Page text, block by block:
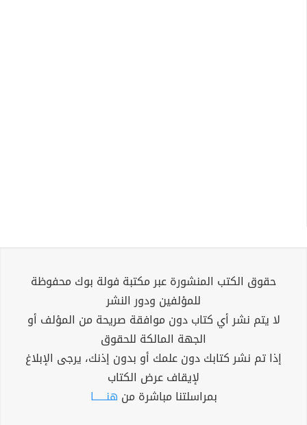
حقوق الكتب المنشورة عبر مكتبة فولة بوك محفوظة
للمؤلفين ودور النشر
لا يتم نشر أي كتاب دون موافقة صريحة من المؤلف أو
الجهة المالكة للحقوق
إذا تم نشر كتابك دون علمك أو بدون إذنك، يرجى الإبلاغ
لإيقاف عرض الكتاب
بمراسلتنا مباشرة من هنــــــا